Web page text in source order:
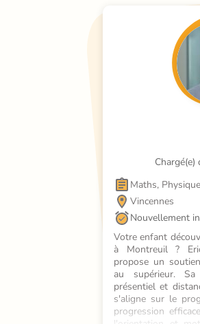
Chargé(e)
Maths,
Vincennes
Nouvellement
Votre enfant
à Montreuil ?
propose un
au supérieur.
présentiel et
s'aligne sur le
progression